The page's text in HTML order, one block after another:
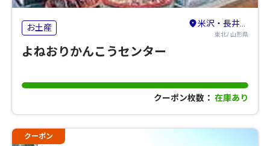
お土産 米沢・長井・高畠
東北/ 山形県
よねおりかんこうセンター
クーポン枚数： 在庫あり
クーポン